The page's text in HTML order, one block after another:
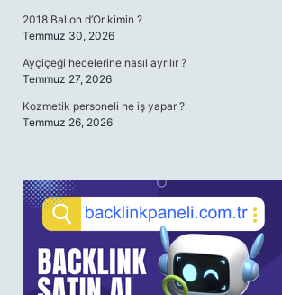
2018 Ballon d’Or kimin ?
Temmuz 30, 2026
Ayçiçeği hecelerine nasıl ayrılır ?
Temmuz 27, 2026
Kozmetik personeli ne iş yapar ?
Temmuz 26, 2026